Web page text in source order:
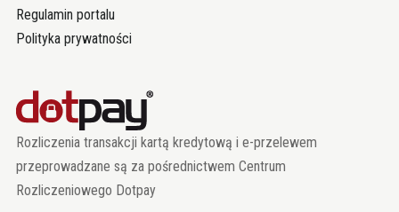
Regulamin portalu
Polityka prywatności
Rozliczenia transakcji kartą kredytową i e-przelewem
przeprowadzane są za pośrednictwem Centrum
Rozliczeniowego Dotpay